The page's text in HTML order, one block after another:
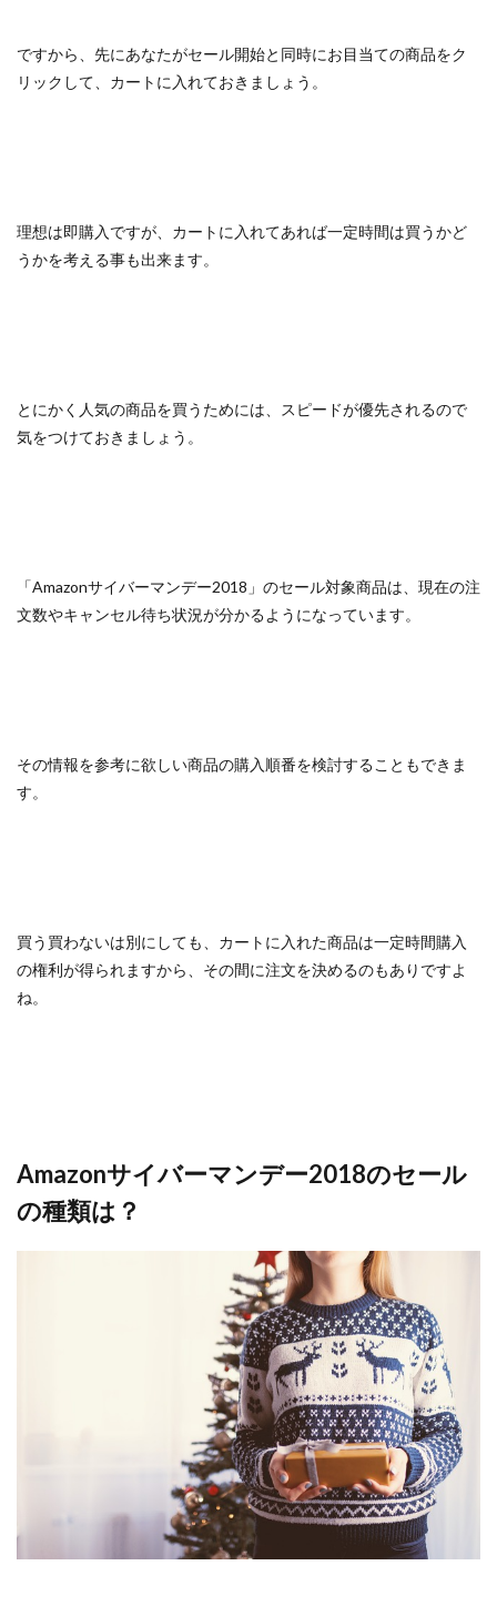
ですから、先にあなたがセール開始と同時にお目当ての商品をク
リックして、カートに入れておきましょう。
理想は即購入ですが、カートに入れてあれば一定時間は買うかど
うかを考える事も出来ます。
とにかく人気の商品を買うためには、スピードが優先されるので
気をつけておきましょう。
「Amazonサイバーマンデー2018」のセール対象商品は、現在の注
文数やキャンセル待ち状況が分かるようになっています。
その情報を参考に欲しい商品の購入順番を検討することもできま
す。
買う買わないは別にしても、カートに入れた商品は一定時間購入
の権利が得られますから、その間に注文を決めるのもありですよ
ね。
Amazonサイバーマンデー2018のセール
の種類は？